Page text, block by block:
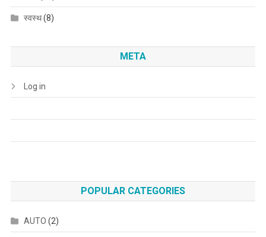
स्वस्थ(8)
META
Log in
POPULAR CATEGORIES
AUTO (2)